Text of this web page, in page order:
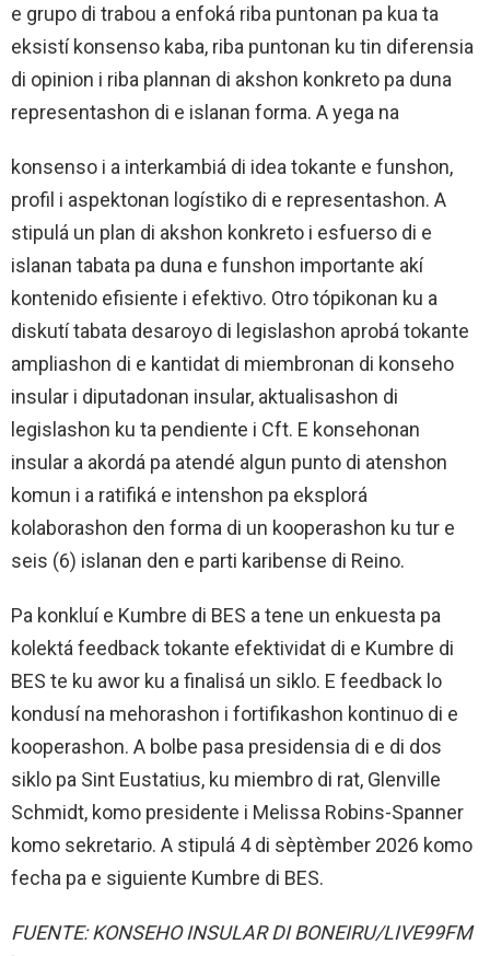
e grupo di trabou a enfoká riba puntonan pa kua ta
eksistí konsenso kaba, riba puntonan ku tin diferensia
di opinion i riba plannan di akshon konkreto pa duna
representashon di e islanan forma. A yega na
konsenso i a interkambiá di idea tokante e funshon,
profil i aspektonan logístiko di e representashon. A
stipulá un plan di akshon konkreto i esfuerso di e
islanan tabata pa duna e funshon importante akí
kontenido efisiente i efektivo. Otro tópikonan ku a
diskutí tabata desaroyo di legislashon aprobá tokante
ampliashon di e kantidat di miembronan di konseho
insular i diputadonan insular, aktualisashon di
legislashon ku ta pendiente i Cft. E konsehonan
insular a akordá pa atendé algun punto di atenshon
komun i a ratifiká e intenshon pa eksplorá
kolaborashon den forma di un kooperashon ku tur e
seis (6) islanan den e parti karibense di Reino.
Pa konkluí e Kumbre di BES a tene un enkuesta pa
kolektá feedback tokante efektividat di e Kumbre di
BES te ku awor ku a finalisá un siklo. E feedback lo
kondusí na mehorashon i fortifikashon kontinuo di e
kooperashon. A bolbe pasa presidensia di e di dos
siklo pa Sint Eustatius, ku miembro di rat, Glenville
Schmidt, komo presidente i Melissa Robins-Spanner
komo sekretario. A stipulá 4 di sèptèmber 2026 komo
fecha pa e siguiente Kumbre di BES.
FUENTE: KONSEHO INSULAR DI BONEIRU/LIVE99FM